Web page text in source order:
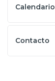
Calendario
Contacto